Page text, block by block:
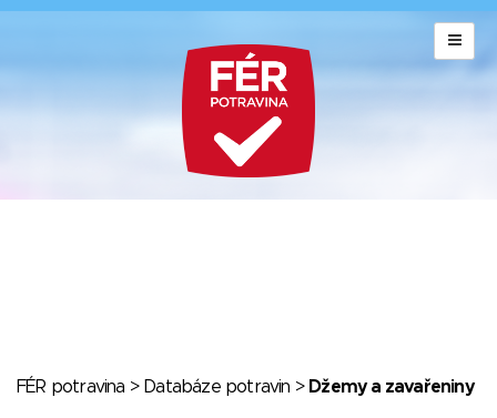
FÉR potravina > Databáze potravin > Džemy a zavařeniny